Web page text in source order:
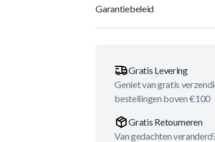
Garantiebeleid
Gratis Levering
Geniet van gratis
bestellingen boven €100
Gratis Retourneren
Van gedachten